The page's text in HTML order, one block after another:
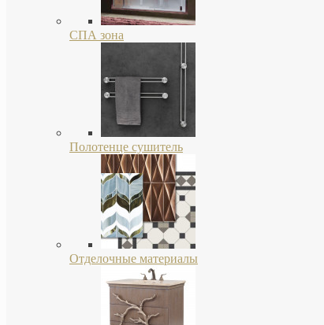
СПА зона
Полотенце сушитель
Отделочные материалы